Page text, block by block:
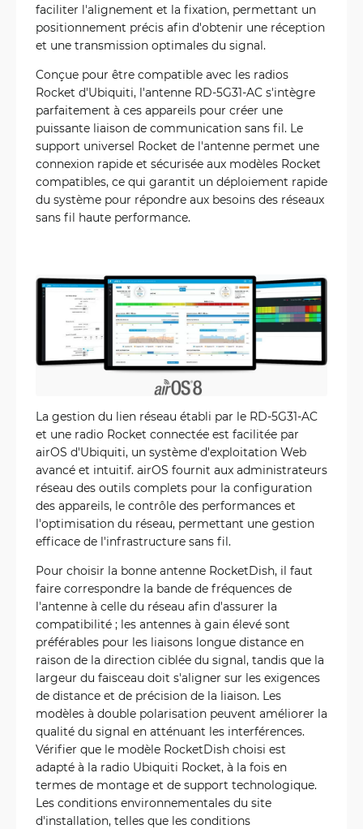
faciliter l'alignement et la fixation, permettant un
positionnement précis afin d'obtenir une réception
et une transmission optimales du signal.
Conçue pour être compatible avec les radios
Rocket d'Ubiquiti, l'antenne RD-5G31-AC s'intègre
parfaitement à ces appareils pour créer une
puissante liaison de communication sans fil. Le
support universel Rocket de l'antenne permet une
connexion rapide et sécurisée aux modèles Rocket
compatibles, ce qui garantit un déploiement rapide
du système pour répondre aux besoins des réseaux
sans fil haute performance.
La gestion du lien réseau établi par le RD-5G31-AC
et une radio Rocket connectée est facilitée par
airOS d'Ubiquiti, un système d'exploitation Web
avancé et intuitif. airOS fournit aux administrateurs
réseau des outils complets pour la configuration
des appareils, le contrôle des performances et
l'optimisation du réseau, permettant une gestion
efficace de l'infrastructure sans fil.
Pour choisir la bonne antenne RocketDish, il faut
faire correspondre la bande de fréquences de
l'antenne à celle du réseau afin d'assurer la
compatibilité ; les antennes à gain élevé sont
préférables pour les liaisons longue distance en
raison de la direction ciblée du signal, tandis que la
largeur du faisceau doit s'aligner sur les exigences
de distance et de précision de la liaison. Les
modèles à double polarisation peuvent améliorer la
qualité du signal en atténuant les interférences.
Vérifier que le modèle RocketDish choisi est
adapté à la radio Ubiquiti Rocket, à la fois en
termes de montage et de support technologique.
Les conditions environnementales du site
d'installation, telles que les conditions